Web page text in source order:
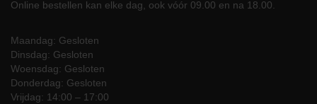
Puurvlees. Kies voor het gemak van thuisbezorging middels onze
gekoelde transport, of haal uw bestelling op aan de Stationslaan
39 te Schimmert in onze biologische slagerij.
Mocht u vragen hebben of meer informatie wensen over onze
Online bestellen kan elke dag, ook vóór 09.00 en na 18.00.
Maandag: Gesloten
Dinsdag: Gesloten
Woensdag: Gesloten
Donderdag: Gesloten
Vrijdag: 14:00 – 17:00